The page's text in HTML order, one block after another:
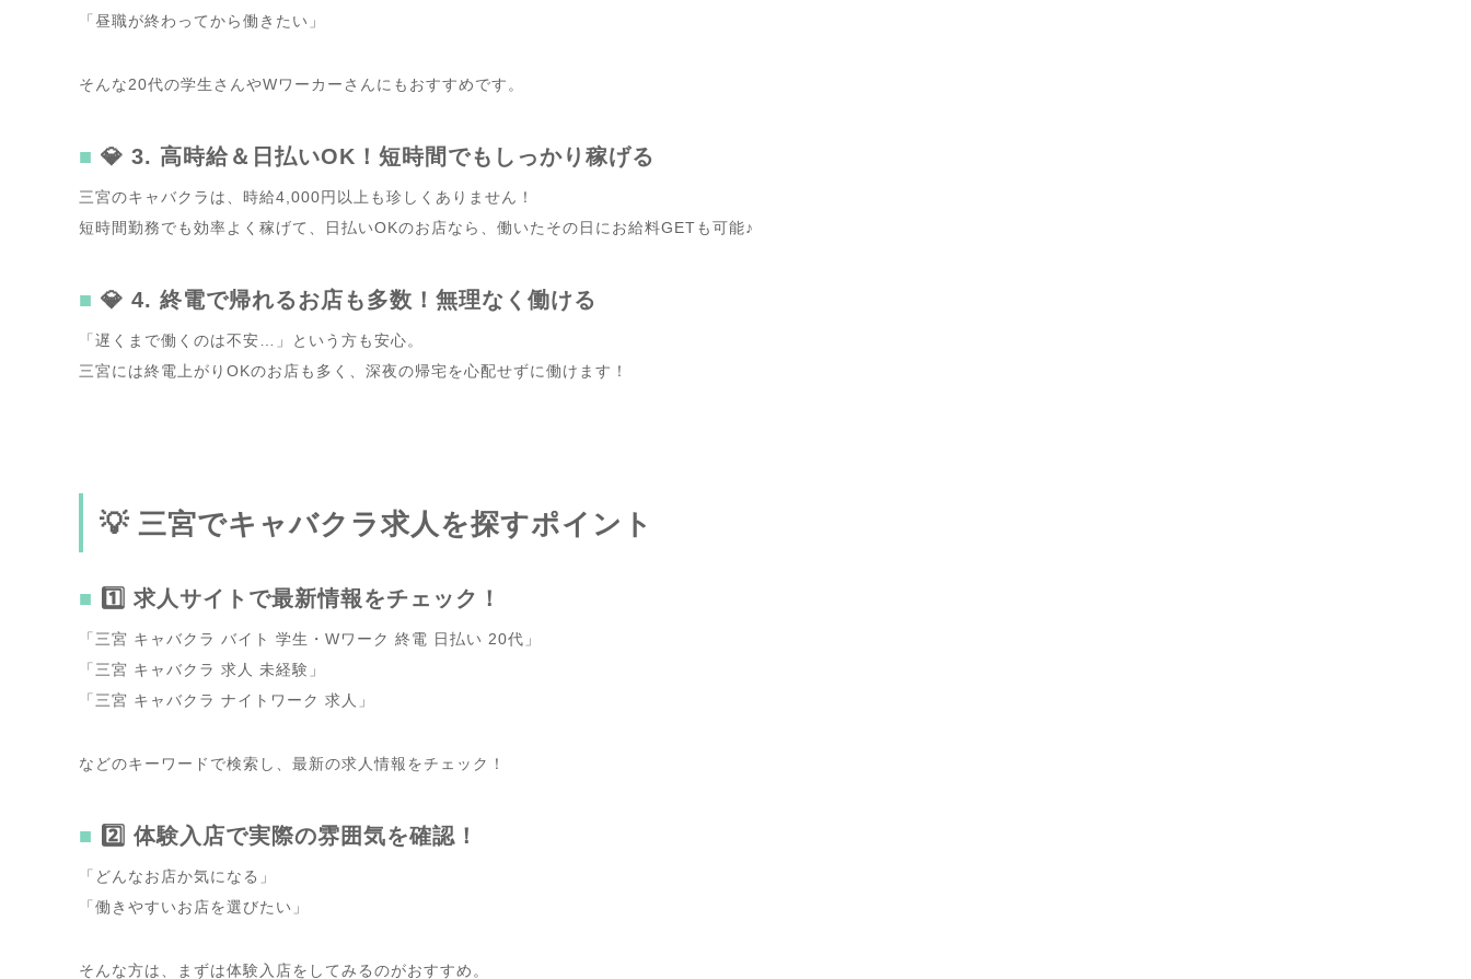
「昼職が終わってから働きたい」
そんな20代の学生さんやWワーカーさんにもおすすめです。
💎 3. 高時給＆日払いOK！短時間でもしっかり稼げる
三宮のキャバクラは、時給4,000円以上も珍しくありません！
短時間勤務でも効率よく稼げて、日払いOKのお店なら、働いたその日にお給料GETも可能♪
💎 4. 終電で帰れるお店も多数！無理なく働ける
「遅くまで働くのは不安…」
という方も安心。
三宮には終電上がりOKのお店も多く、深夜の帰宅を心配せずに働けます！
💡 三宮でキャバクラ求人を探すポイント
1️⃣ 求人サイトで最新情報をチェック！
「三宮 キャバクラ バイト 学生・Wワーク 終電 日払い 20代」
「三宮 キャバクラ 求人 未経験」
「三宮 キャバクラ ナイトワーク 求人」
などのキーワードで検索し、最新の求人情報をチェック！
2️⃣ 体験入店で実際の雰囲気を確認！
「どんなお店か気になる」
「働きやすいお店を選びたい」
そんな方は、まずは体験入店をしてみるのがおすすめ。